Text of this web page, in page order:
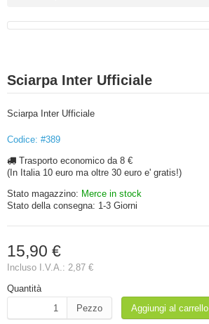
Sciarpa Inter Ufficiale
Sciarpa Inter Ufficiale
Codice: #389
Trasporto economico da 8 €
(In Italia 10 euro ma oltre 30 euro e' gratis!)
Stato magazzino: Merce in stock
Stato della consegna: 1-3 Giorni
15,90 €
Incluso I.V.A.: 2,87 €
Quantità
Pezzo
Aggiungi al carrello